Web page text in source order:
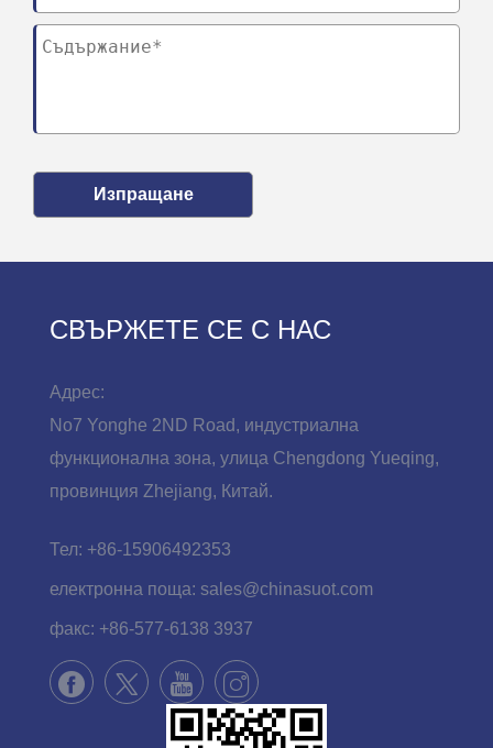
Изпращане
СВЪРЖЕТЕ СЕ С НАС
Адрес:
No7 Yonghe 2ND Road, индустриална
функционална зона, улица Chengdong Yueqing,
провинция Zhejiang, Китай.
Тел: +86-15906492353
електронна поща: sales@chinasuot.com
факс: +86-577-6138 3937